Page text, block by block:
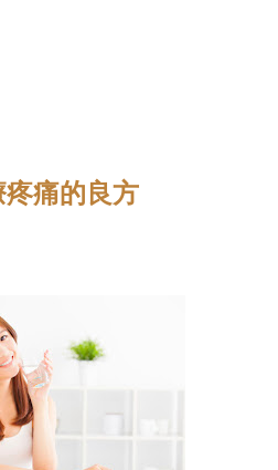
疼痛的良方